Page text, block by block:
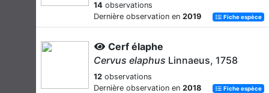
14 observations
Dernière observation en 2019 Fiche espèce
Cerf élaphe
Cervus elaphus Linnaeus, 1758
12 observations
Dernière observation en 2018 Fiche espèce